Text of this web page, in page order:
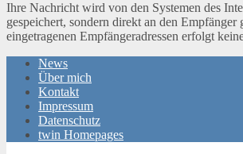
Ihre Nachricht wird von den Systemen des
gespeichert, sondern direkt an den
eingetragenen Empfängeradressen erfolgt
News
Über mich
Kontakt
Impressum
Datenschutz
twin Homepages